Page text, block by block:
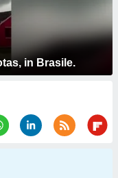
in Brasile.